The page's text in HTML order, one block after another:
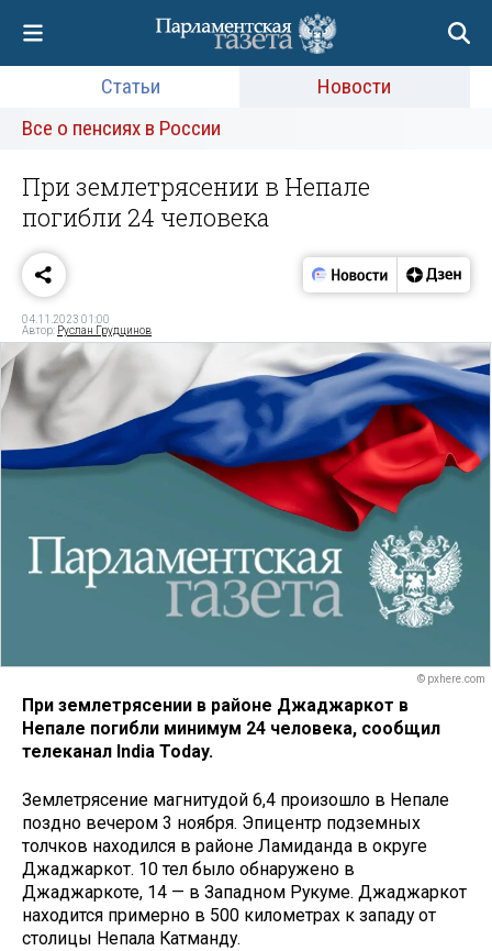
Статьи
Новости
Все о пенсиях в России
При землетрясении в Непале
погибли 24 человека
04.11.2023 01:00
Автор: Руслан Грудцинов
© pxhere.com
При землетрясении в районе Джаджаркот в
Непале погибли минимум 24 человека, сообщил
телеканал India Today.
Землетрясение магнитудой 6,4 произошло в Непале
поздно вечером 3 ноября. Эпицентр подземных
толчков находился в районе Ламиданда в округе
Джаджаркот. 10 тел было обнаружено в
Джаджаркоте, 14 — в Западном Рукуме. Джаджаркот
находится примерно в 500 километрах к западу от
столицы Непала Катманду.